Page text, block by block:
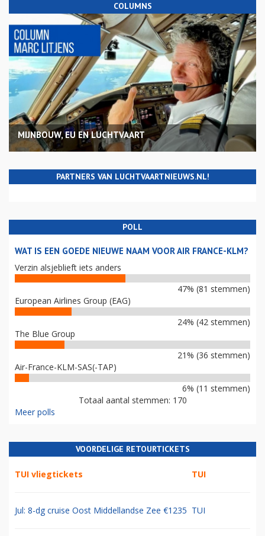
COLUMNS
MIJNBOUW, EU EN LUCHTVAART
PARTNERS VAN LUCHTVAARTNIEUWS.NL!
POLL
WAT IS EEN GOEDE NIEUWE NAAM VOOR AIR FRANCE-KLM?
Verzin alsjeblieft iets anders
47% (81 stemmen)
European Airlines Group (EAG)
24% (42 stemmen)
The Blue Group
21% (36 stemmen)
Air-France-KLM-SAS(-TAP)
6% (11 stemmen)
Totaal aantal stemmen: 170
Meer polls
VOORDELIGE RETOURTICKETS
TUI vliegtickets TUI
Jul: 8-dg cruise Oost Middellandse Zee €1235 TUI